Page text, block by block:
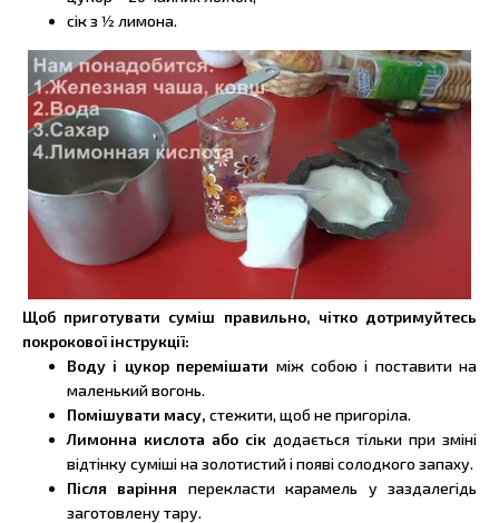
сік з 1⁄2 лимона.
Щоб приготувати суміш правильно, чітко дотримуйтесь
покрокової інструкції:
Воду і цукор перемішати між собою і поставити на
маленький вогонь.
Помішувати масу, стежити, щоб не пригоріла.
Лимонна кислота або сік додається тільки при зміні
відтінку суміші на золотистий і появі солодкого запаху.
Після варіння перекласти карамель у заздалегідь
заготовлену тару.